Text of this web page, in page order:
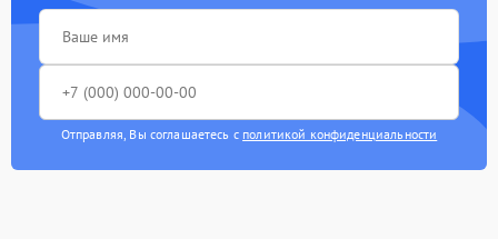
Отправляя, Вы соглашаетесь с политикой конфиденциальности